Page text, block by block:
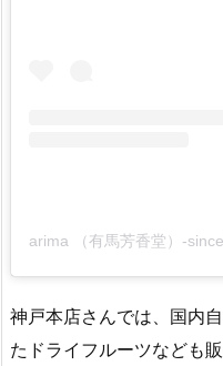
神戸本店さんでは、国内
たドライフルーツなども